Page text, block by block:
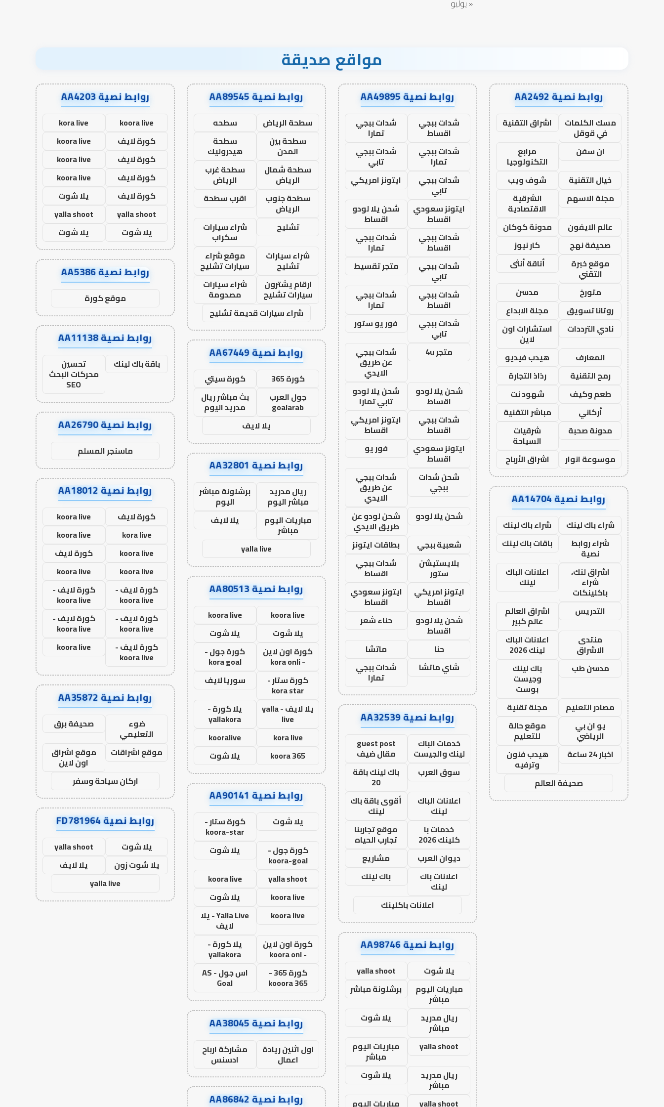
« يوليو
مواقع صديقة
روابط نصية AA2492
مسك الكلمات
في قوقل
اشراق التقنية
ان سفن
مرابع
التكنولوجيا
خيال التقنية
شوف ويب
مجلة الاسهم
الشرقية
الاقتصادية
عالم الايفون
مدونة كوكان
صحيفة نهج
كار نيوز
موقع خبرة
التقني
أناقة أنثى
متورخ
مدسن
روتانا تسويق
مجلة الابداع
نادي الترددات
استشارات اون
لاين
المعارف
هيدب فيديو
رمح التقنية
رذاذ التجارة
طعم وكيف
شهود نت
أركاني
مباشر التقنية
مدونة صحبة
شرقيات
السياحة
موسوعة انوار
اشراق الأرباح
روابط نصية AA14704
شراء باك لينك
شراء باك لينك
شراء روابط
نصية
باقات باك لينك
اشراق لنك،
شراء
باكلينكات
اعلانات الباك
لينك
التدريس
اشراق العالم
عالم كبير
منتدى
الاشراق
اعلانات الباك
لينك 2026
مدسن طب
باك لينك
وجيست
بوست
مصادر التعليم
مجلة تقنية
يو ان بي
الرياضي
موقع حالة
للتعليم
اخبار 24 ساعة
هيدب فنون
وترفيه
صحيفة العالم
روابط نصية AA49895
شدات ببجي
اقساط
شدات ببجي
تمارا
شدات ببجي
تمارا
شدات ببجي
تابي
شدات ببجي
تابي
ايتونز امريكي
ايتونز سعودي
اقساط
شحن يلا لودو
اقساط
شدات ببجي
اقساط
شدات ببجي
تمارا
شدات ببجي
تابي
متجر تقسيط
شدات ببجي
اقساط
شدات ببجي
تمارا
شدات ببجي
تابي
فور يو ستور
متجر 4u
شدات ببجي
عن طريق
الايدي
شحن يلا لودو
اقساط
شحن يلا لودو
تابي تمارا
شدات ببجي
اقساط
ايتونز امريكي
اقساط
ايتونز سعودي
اقساط
فور يو
شحن شدات
ببجي
شدات ببجي
عن طريق
الايدي
شحن يلا لودو
شحن لودو عن
طريق الايدي
شعبية ببجي
بطاقات ايتونز
بلايستيشن
ستور
شدات ببجي
اقساط
ايتونز امريكي
اقساط
ايتونز سعودي
اقساط
شحن يلا لودو
اقساط
حناء شعر
حنا
ماتشا
شاي ماتشا
شدات ببجي
تمارا
روابط نصية AA32539
خدمات الباك
لينك والجيست
guest post
مقال ضيف
سوق العرب
باك لينك باقة
20
اعلانات الباك
لينك
أقوى باقة باك
لينك
خدمات با
كلينك 2026
موقع تجاربنا
تجارب الحياه
ديوان العرب
مشاريع
اعلانات باك
لينك
باك لينك
اعلانات باكلينك
روابط نصية AA98746
يلا شوت
yalla shoot
مباريات اليوم
مباشر
برشلونة مباشر
ريال مدريد
مباشر
يلا شوت
yalla shoot
مباريات اليوم
مباشر
ريال مدريد
مباشر
يلا شوت
yalla shoot
مباريات اليوم
روابط نصية AA89545
سطحة الرياض
سطحه
سطحة بين
المدن
سطحة
هيدروليك
سطحة شمال
الرياض
سطحة غرب
الرياض
سطحة جنوب
الرياض
اقرب سطحة
تشليح
شراء سيارات
سكراب
شراء سيارات
تشليح
موقع شراء
سيارات تشليح
ارقام يشترون
سيارات تشليح
شراء سيارات
مصدومة
شراء سيارات قديمة تشليح
روابط نصية AA67449
كورة 365
كورة سيتي
جول العرب
goalarab
بث مباشر ريال
مدريد اليوم
يلا لايف
روابط نصية AA32801
ريال مدريد
مباشر اليوم
برشلونة مباشر
اليوم
مباريات اليوم
مباشر
يلا لايف
yalla live
روابط نصية AA80513
koora live
koora live
يلا شوت
يلا شوت
كورة اون لاين
- kora onli
كورة جول -
kora goal
كورة ستار -
kora star
سوريا لايف
يلا لايف - yalla
live
يلا كورة -
yallakora
kora live
kooralive
koora 365
يلا شوت
روابط نصية AA90141
يلا شوت كورة ستار -
koora-star
كورة جول -
koora-goal
يلا شوت
yalla shoot
koora live
koora live
يلا شوت
koora live
Yalla Live - يلا
لايف
كورة اون لاين
- koora onl
يلا كورة -
yallakora
كورة 365 -
kooora 365
اس جول - AS
Goal
روابط نصية AA38045
اول اثنين ريادة
اعمال
مشاركة ارباح
ادسنس
روابط نصية AA86842
روابط نصية AA4203
koora live
kora live
كورة لايف
koora live
كورة لايف
koora live
كورة لايف
koora live
كورة لايف
يلا شوت
yalla shoot
yalla shoot
يلا شوت
يلا شوت
روابط نصية AA5386
موقع كورة
روابط نصية AA11138
باقة باك لينك تحسين
محركات البحث
SEO
روابط نصية AA26790
ماسنجر المسلم
روابط نصية AA18012
كورة لايف
koora live
kora live
koora live
koora live
كورة لايف
koora live
koora live
كورة لايف -
koora live
كورة لايف -
koora live
كورة لايف -
koora live
كورة لايف -
koora live
كورة لايف -
koora live
koora live
روابط نصية AA35872
ضوء
التعليمي
صحيفة برق
موقع اشراقات
موقع اشراق
اون لاين
اركان سياحة وسفر
روابط نصية FD781964
يلا شوت
yalla shoot
يلا شوت زون
يلا لايف
yalla live